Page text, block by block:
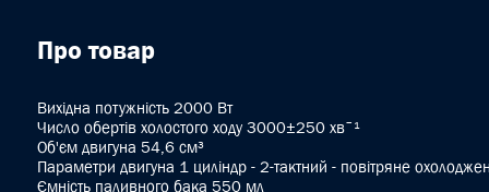
Про товар
Вихідна потужність 2000 Вт
Число обертів холостого ходу 3000±250 хвˉ¹
Об'єм двигуна 54,6 см³
Параметри двигуна 1 циліндр - 2-тактний - повітряне
Ємність паливного бака 550 мл